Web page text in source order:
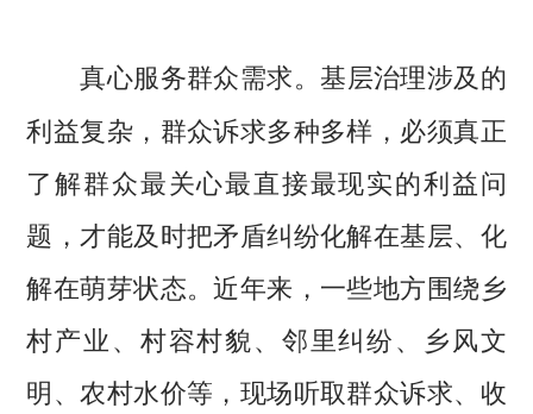
真心服务群众需求。 基层治理涉及的
利益复杂，群众诉求多种多样，必须真正
了解群众最关心最直接最现实的利益问
题，才能及时把矛盾纠纷化解在基层、化
解在萌芽状态。近年来，一些地方围绕乡
村产业、村容村貌、邻里纠纷、乡风文
明、农村水价等，现场听取群众诉求、收